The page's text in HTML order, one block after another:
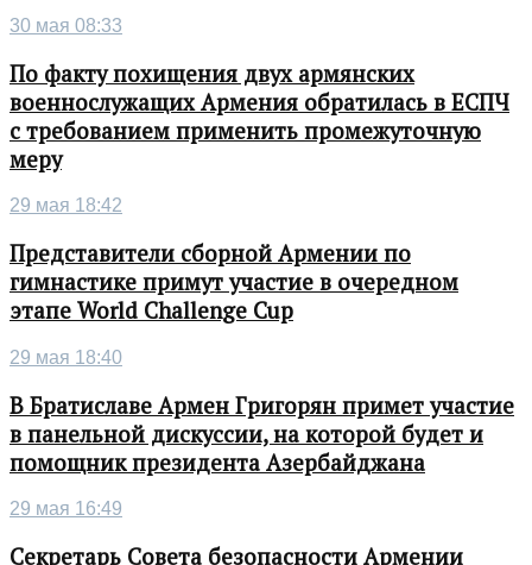
30 мая 08:33
По факту похищения двух армянских
военнослужащих Армения обратилась в ЕСПЧ
с требованием применить промежуточную
меру
29 мая 18:42
Представители сборной Армении по
гимнастике примут участие в очередном
этапе World Challenge Cup
29 мая 18:40
В Братиславе Армен Григорян примет участие
в панельной дискуссии, на которой будет и
помощник президента Азербайджана
29 мая 16:49
Секретарь Совета безопасности Армении